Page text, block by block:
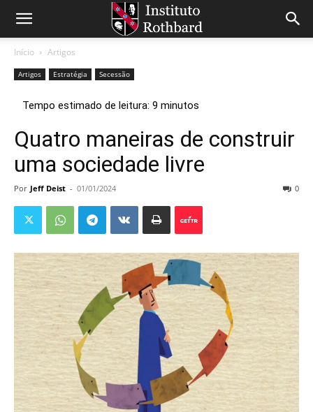
Início Artigos
Artigos Estratégia Secessão
Quatro maneiras de construir
uma sociedade livre
Por Jeff Deist - 01/01/2024 0